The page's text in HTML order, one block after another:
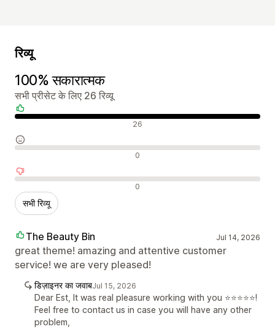
रिव्यू
100% सकारात्मक
सभी प्रीसेट के लिए 26 रिव्यू
सकारात्मक रिव्यू 26
न्यूट्रल रिव्यू 0
नकारात्मक रिव्यू 0
सभी रिव्यू
The Beauty Bin Jul 14, 2026
great theme! amazing and attentive customer
service! we are very pleased!
डिज़ाइनर का जवाबJul 15, 2026
Dear Est, It was real pleasure working with you ⭐⭐⭐⭐⭐!
Feel free to contact us in case you will have any other
problem,